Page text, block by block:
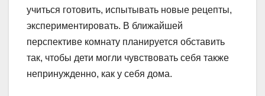
учиться готовить, испытывать новые рецепты,
экспериментировать. В ближайшей
перспективе комнату планируется обставить
так, чтобы дети могли чувствовать себя также
непринужденно, как у себя дома.